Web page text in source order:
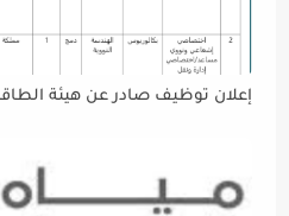
إعلان توظيف صادر عن هيئة الطاقه